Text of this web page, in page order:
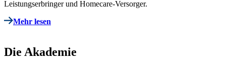
Leistungserbringer und Homecare-Versorger.
Mehr lesen
Die Akademie